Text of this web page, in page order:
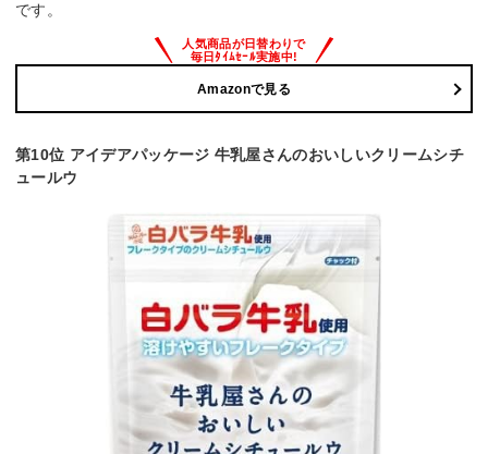
です。
Amazonで見る
第10位 アイデアパッケージ 牛乳屋さんのおいしいクリームシチ
ュールウ